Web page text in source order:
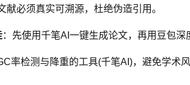
献必须真实可溯源，杜绝伪造引用。
：先使用千笔AI一键生成论文，再用豆包深
率检测与降重的工具(千笔AI)，避免学术风